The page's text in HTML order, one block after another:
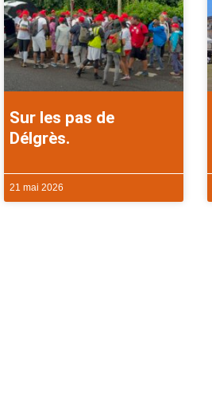
Sur les pas de
Délgrès.
21 mai 2026